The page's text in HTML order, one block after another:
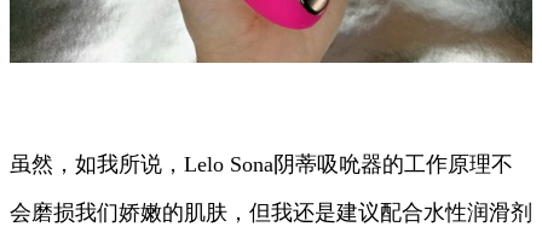
虽然，如我所说，Lelo Sona阴蒂吸吮器的工作原理不
会磨损我们娇嫩的肌肤，但我还是建议配合水性润滑剂